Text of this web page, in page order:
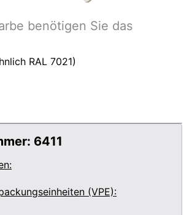
benötigen Sie das
RAL 7021)
6411
(VPE):